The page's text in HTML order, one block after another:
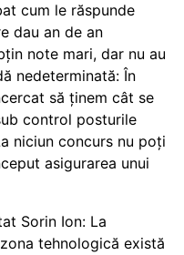
cum le răspunde
dau an de an
note mari, dar nu au
nedeterminată: În
să ținem cât se
control posturile
niciun concurs nu poți
asigurarea unui
Sorin Ion: La
tehnologică există